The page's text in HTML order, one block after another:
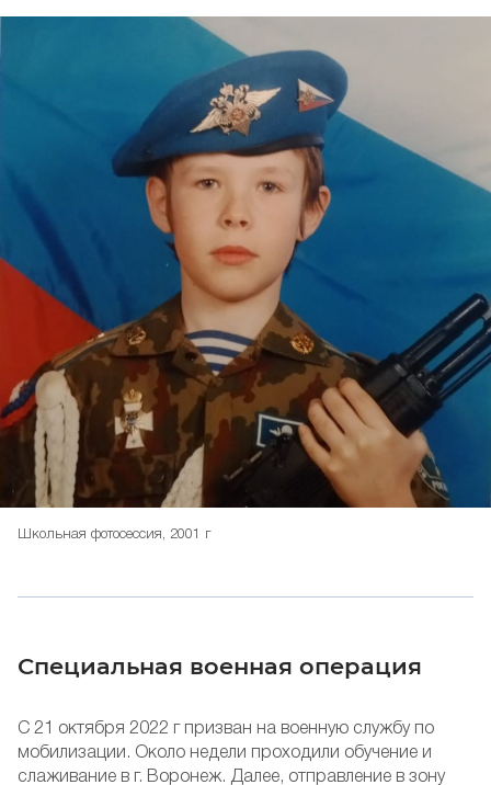
Школьная фотосессия, 2001 г
Специальная военная операция
С 21 октября 2022 г призван на военную службу по
мобилизации. Около недели проходили обучение и
слаживание в г. Воронеж. Далее, отправление в зону